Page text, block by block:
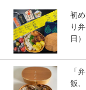
初
り
日）
「
飯